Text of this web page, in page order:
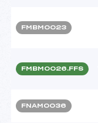
FMBM0023
FMBM0026.FFS
FNAM0036